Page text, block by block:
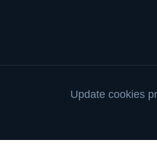
Update cookies